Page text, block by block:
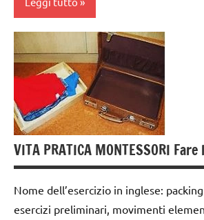
ARGOMENTI
PER ETA'
TUTTI GLI
ARTICOLI
vestirsi
e
svestirsi
dai
3 ai
6
GUIDA
DIDATTICA
MONTESSORI
ARGOMENTI
PER ETA'
VITA PRATICA MONTESSORI
Nome dell’esercizio in inglese:
esercizi preliminari, movimenti